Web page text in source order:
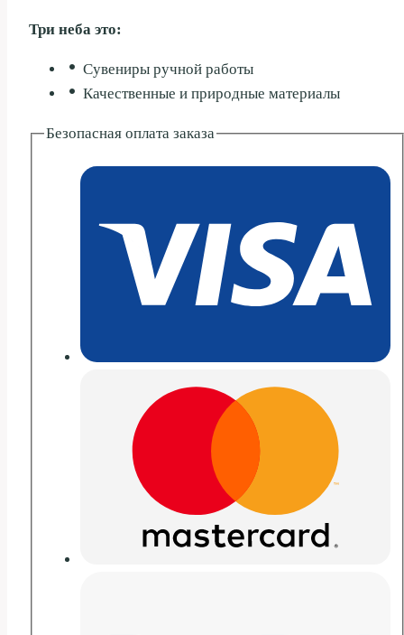
12СМ
Три неба это:
Сувениры ручной работы
Качественные и природные материалы
Безопасная оплата заказа